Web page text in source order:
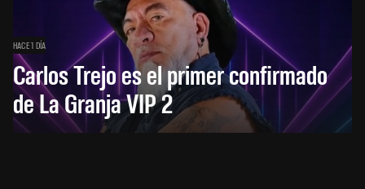
HACE 1 DÍA
Carlos Trejo es el primer confirmado
de La Granja VIP 2